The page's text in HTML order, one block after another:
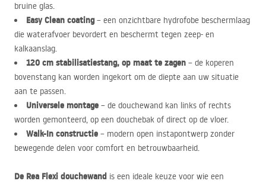
bruine glas.
Easy Clean coating– een onzichtbare hydrofobe beschermlaag
die waterafvoer bevordert en beschermt tegen zeep- en
kalkaanslag.
120 cm stabilisatiestang, op maat te zagen – de koperen
bovenstang kan worden ingekort om de diepte aan uw situatie
aan te passen.
Universele montage – de douchewand kan links of rechts
worden gemonteerd, op een douchebak of direct op de vloer.
Walk-In constructie – modern open instapontwerp zonder
bewegende delen voor comfort en betrouwbaarheid.
De Rea Flexi douchewand is een ideale keuze voor wie een